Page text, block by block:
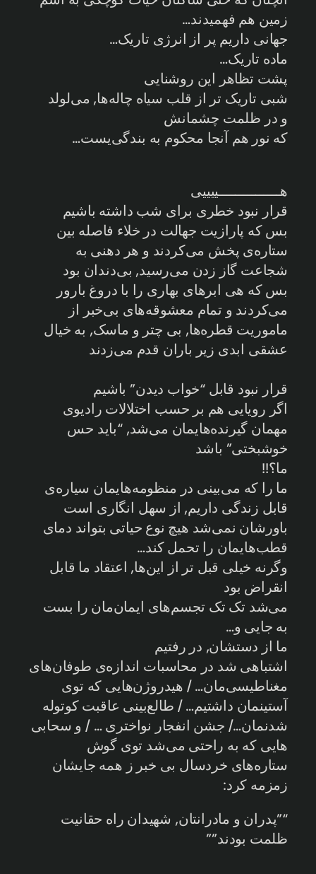
زمین هم فهمیدند…
جهانی داریم پر از انرژی تاریک…
ماده تاریک…
پشت تظاهر این روشنایی
شبی تاریک تر از قلب سیاه چاله‌ها, می‌لولد
و در ظلمت چشمانش
که نور هم آنجا محکوم به بندگی‌یست…
هـــــــــــــــییییی
قرار نبود خطری برای شب داشته باشیم
بس که پارازیت جهالت در خلاء فاصله بین
ستاره‌ی پخش می‌کردند و هر دهنی به
شجاعت گاز زدن می‌رسید, بی‌دندان بود
بس که هی ابرهای بهاری را با دروغ بارور
می‌کردند و تمام معشوقه‌های بی‌خبر از
ماموریت قطره‌ها, بی چتر و ماسک, به خیال
عشقی ابدی زیر باران قدم می‌زدند
قرار نبود قابل “خواب دیدن” باشیم
اگر رویایی هم بر حسب اختلالات رادیوی
مهمان گیرنده‌هایمان می‌شد, “باید حس
خوشبختی” باشد
ما؟!!
ما را که می‌بینی در منظومه‌‌هایمان سیاره‌ی
قابل زندگی داریم, از سهل انگاری است
باورشان نمی‌شد هیچ نوع حیاتی بتواند دمای
قطب‌هایمان را تحمل کند…
وگرنه خیلی قبل تر از این‌ها, اعتقاد ما قابل
انقراض بود
می‌شد تک تک تجسم‌های ایمان‌مان را بست
به جایی و…
ما از دستشان, در رفتیم
اشتباهی شد در محاسبات اندازه‌ی طوفان‌های
مغناطیسی‌مان… / هیدروژن‌هایی که توی
آستینمان داشتیم… / طالع‌بینی عاقبت کوتوله
شدنمان…/ جشن انفجار نو‌اختری … / و سحابی
‌هایی که به راحتی می‌شد توی گوش
ستاره‌های خردسال بی خبر ز همه جایشان
زمزمه کرد:
“”پدران و مادرانتان, شهیدان راه حقانیت
ظلمت بودند””